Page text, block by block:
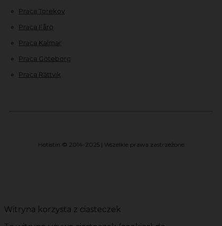
Praca Torekov
Praca Fårö
Praca Kalmar
Praca Göteborg
Praca Rättvik
Hotistin © 2014-2025 | Wszelkie prawa zastrzeżone
Witryna korzysta z ciasteczek